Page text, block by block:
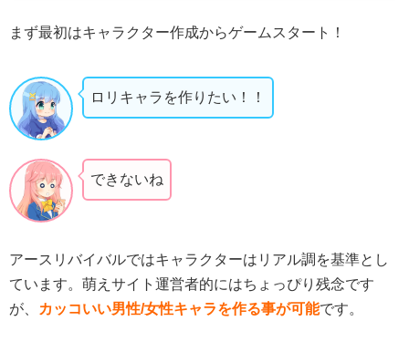
まず最初はキャラクター作成からゲームスタート！
ロリキャラを作りたい！！
できないね
アースリバイバルではキャラクターはリアル調を基準とし
ています。萌えサイト運営者的にはちょっぴり残念です
が、
カッコいい男性/女性キャラを作る事が可能です。